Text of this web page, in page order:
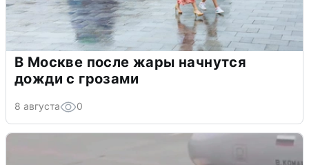
В Москве после жары начнутся
дожди с грозами
8 августа 0